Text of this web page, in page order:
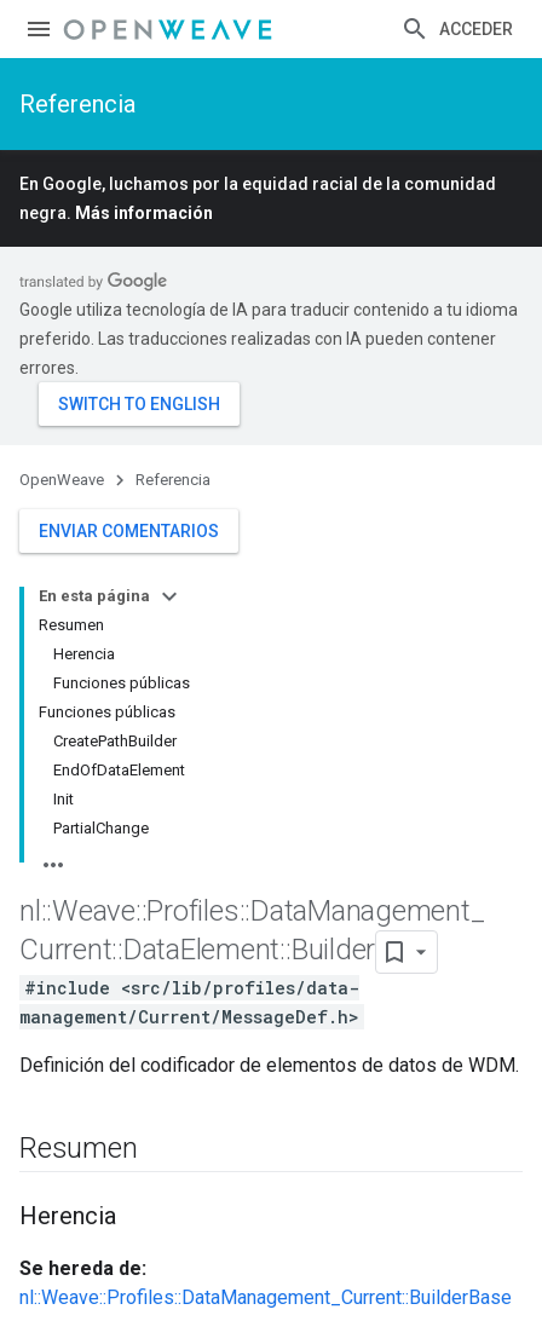
ACCEDER
Referencia
En Google, luchamos por la equidad racial de la comunidad
negra. Más información
Google utiliza tecnología de IA para traducir contenido a tu idioma
preferido. Las traducciones realizadas con IA pueden contener
errores.
OpenWeave Referencia
ENVIAR COMENTARIOS
En esta página
Resumen
Herencia
Funciones públicas
Funciones públicas
CreatePathBuilder
EndOfDataElement
Init
PartialChange
nl ::Weave::Profiles::DataManagement
Current::DataElement::Builder
#include <src/lib/profiles/data-
management/Current/MessageDef.h>
Definición del codificador de elementos de datos de WDM.
Resumen
Herencia
Se hereda de:
nl::Weave::Profiles::DataManagement_Current::BuilderBase